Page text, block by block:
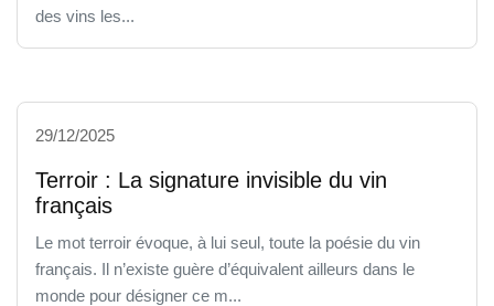
des vins les...
29/12/2025
Terroir : La signature invisible du vin
français
Le mot terroir évoque, à lui seul, toute la poésie du vin
français. Il n’existe guère d’équivalent ailleurs dans le
monde pour désigner ce m...